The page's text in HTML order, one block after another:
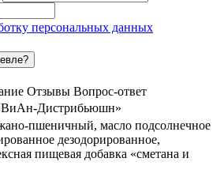
персональных данных
Отзывы Вопрос-ответ
Дистрибьюшн»
пшеничный, масло подсолнечное
дезодорированное,
пищевая добавка «сметана и